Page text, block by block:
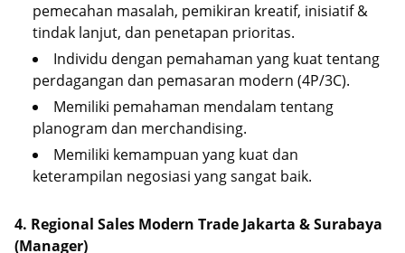
pemecahan masalah, pemikiran kreatif, inisiatif &
tindak lanjut, dan penetapan prioritas.
Individu dengan pemahaman yang kuat tentang
perdagangan dan pemasaran modern (4P/3C).
Memiliki pemahaman mendalam tentang
planogram dan merchandising.
Memiliki kemampuan yang kuat dan
keterampilan negosiasi yang sangat baik.
4. Regional Sales Modern Trade Jakarta & Surabaya
(Manager)